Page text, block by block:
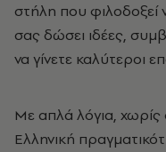
στήλη που φιλοδοξεί
σας δώσει ιδέες,
να γίνετε καλύτεροι
Με απλά λόγια, χωρίς
Ελληνική